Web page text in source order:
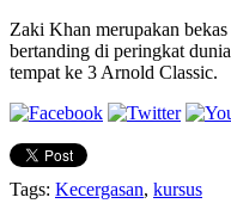
Zaki Khan merupakan
bertanding di peringkat
tempat ke 3 Arnold Classic.
Tags: Kecergasan, kursus